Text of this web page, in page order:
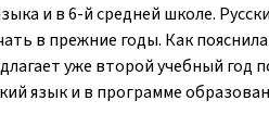
и в 6-й средней школе.
в прежние годы. Как
уже второй учебный год
язык и в программе